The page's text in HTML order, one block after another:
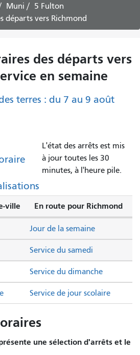
voyager
Muni
5 Fulton
départs vers Richmond
des départs vers
en semaine
terres : du 7 au 9 août
L'état des arrêts est mis
à jour toutes les 30
minutes, à l'heure pile.
ville En route pour Richmond
Service du samedi
Service du dimanche
Jour de la semaine
Service de jour scolaire
une sélection d'arrêts et le